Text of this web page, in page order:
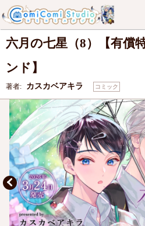
特典 【有償特典・『六月の七星（8）』ア
リーフレット】
六月の七星（8）【有償
ンド】
著者: カスカベアキラ コミック